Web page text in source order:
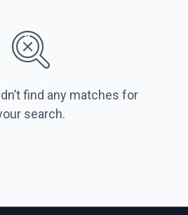
find any matches for
search.